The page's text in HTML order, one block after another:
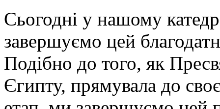
Сьогодні у нашому
завершуємо цей
Подібно до того, як
Єгипту, прямувала до